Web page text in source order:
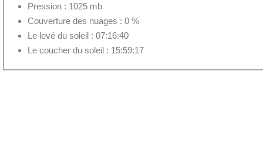
Pression : 1025 mb
Couverture des nuages : 0 %
Le levé du soleil : 07:16:40
Le coucher du soleil : 15:59:17